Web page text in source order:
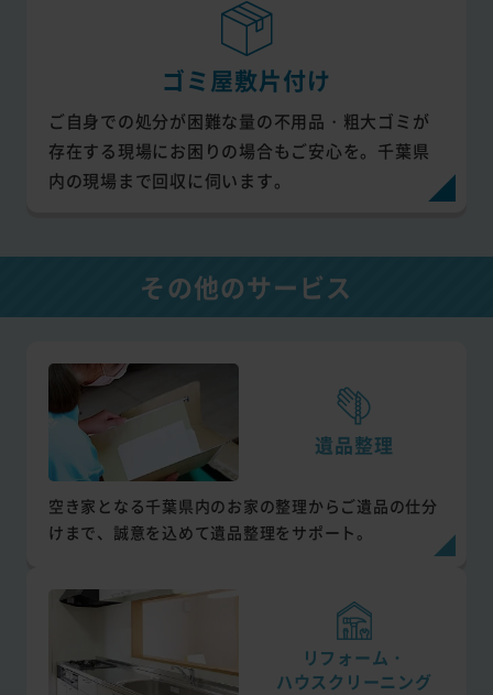
ゴミ屋敷片付け
ご自身での処分が困難な量の不用品・粗大ゴミが
存在する現場にお困りの場合もご安心を。千葉県
内の現場まで回収に伺います。
その他のサービス
遺品整理
空き家となる千葉県内のお家の整理からご遺品の仕分
けまで、誠意を込めて遺品整理をサポート。
リフォーム・
ハウスクリーニング